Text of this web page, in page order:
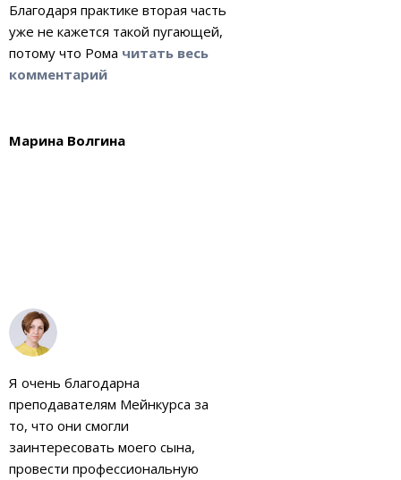
Благодаря практике вторая часть
уже не кажется такой пугающей,
потому что Рома читать весь
комментарий
Марина Волгина
Я очень благодарна
преподавателям Мейнкурса за
то, что они смогли
заинтересовать моего сына,
провести профессиональную